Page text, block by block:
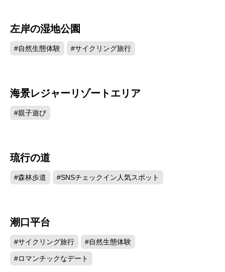
左岸の湿地公園
#自然生態体験 #サイクリング旅行
海景レジャーリゾートエリア
#親子遊び
琉行の道
#森林歩道 #SNSチェックイン人気スポット
潮口平台
#サイクリング旅行 #自然生態体験
#ロマンチックなデート